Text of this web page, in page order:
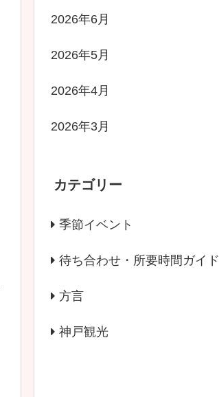
2026年6月
2026年5月
2026年4月
2026年3月
カテゴリー
季節イベント
待ち合わせ・所要時間ガイド
方言
神戸観光